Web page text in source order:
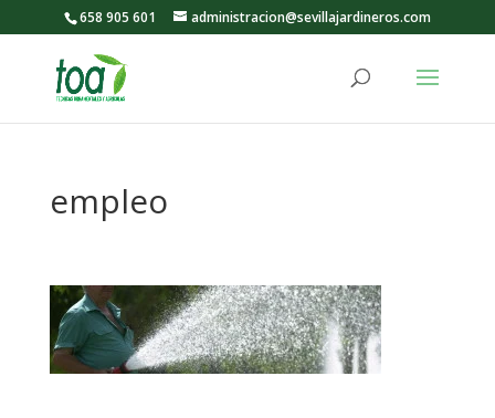
658 905 601 administracion@sevillajardineros.com
empleo